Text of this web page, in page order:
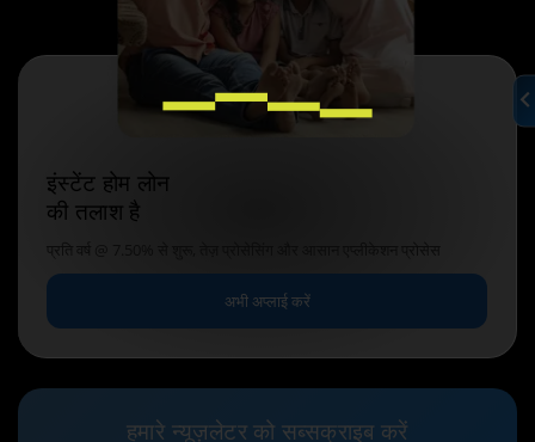
इंस्टेंट होम लोन
की तलाश है
प्रति वर्ष @ 7.50% से शुरू, तेज़ प्रोसेसिंग और आसान एप्लीकेशन प्रोसेस
अभी अप्लाई करें
हमारे न्यूज़लेटरको सब्सक्राइब करें